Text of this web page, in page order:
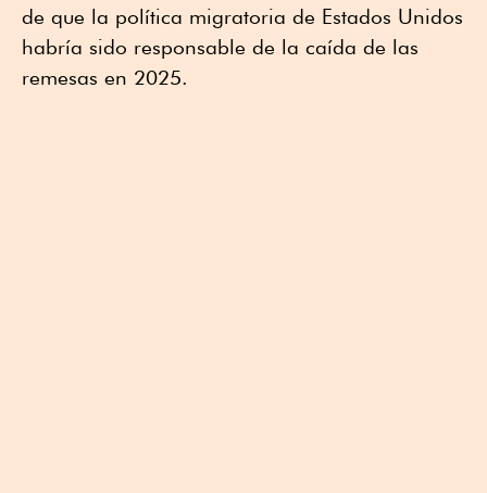
de que la política migratoria de Estados Unidos
habría sido responsable de la caída de las
remesas en 2025.